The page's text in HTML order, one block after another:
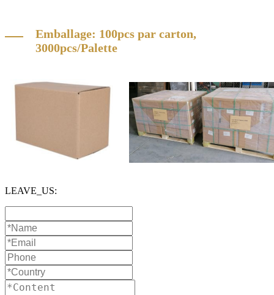
Emballage: 100pcs par carton,
3000pcs/Palette
LEAVE_US: